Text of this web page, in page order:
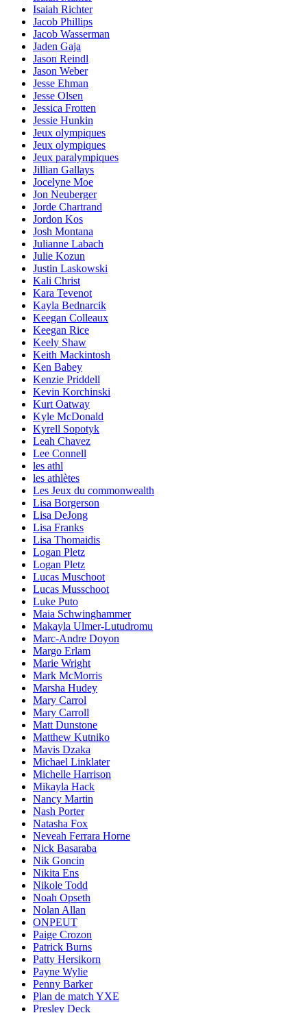
Isaiah Richter
Jacob Phillips
Jacob Wasserman
Jaden Gaja
Jason Reindl
Jason Weber
Jesse Ehman
Jesse Olsen
Jessica Frotten
Jessie Hunkin
Jeux olympiques
Jeux olympiques
Jeux paralympiques
Jillian Gallays
Jocelyne Moe
Jon Neuberger
Jorde Chartrand
Jordon Kos
Josh Montana
Julianne Labach
Julie Kozun
Justin Laskowski
Kali Christ
Kara Tevenot
Kayla Bednarcik
Keegan Colleaux
Keegan Rice
Keely Shaw
Keith Mackintosh
Ken Babey
Kenzie Priddell
Kevin Korchinski
Kurt Oatway
Kyle McDonald
Kyrell Sopotyk
Leah Chavez
Lee Connell
les athl
les athlètes
Les Jeux du commonwealth
Lisa Borgerson
Lisa DeJong
Lisa Franks
Lisa Thomaidis
Logan Pletz
Logan Pletz
Lucas Muschoot
Lucas Musschoot
Luke Puto
Maia Schwinghammer
Makayla Ulmer-Lutudromu
Marc-Andre Doyon
Margo Erlam
Marie Wright
Mark McMorris
Marsha Hudey
Mary Carrol
Mary Carroll
Matt Dunstone
Matthew Kutniko
Mavis Dzaka
Michael Linklater
Michelle Harrison
Mikayla Hack
Nancy Martin
Nash Porter
Natasha Fox
Neveah Ferrara Horne
Nick Basaraba
Nik Goncin
Nikita Ens
Nikole Todd
Noah Opseth
Nolan Allan
ONPEUT
Paige Crozon
Patrick Burns
Patty Hersikorn
Payne Wylie
Penny Barker
Plan de match YXE
Presley Deck